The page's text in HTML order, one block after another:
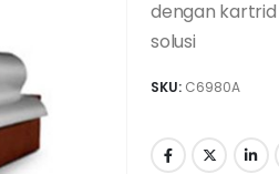
dengan kartrid
solusi
SKU: C6980A